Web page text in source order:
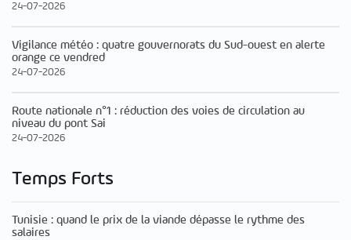
24-07-2026
Vigilance météo : quatre gouvernorats du Sud-ouest en alerte
orange ce vendred
24-07-2026
Route nationale n°1 : réduction des voies de circulation au
niveau du pont Sai
24-07-2026
Temps Forts
Tunisie : quand le prix de la viande dépasse le rythme des
salaires